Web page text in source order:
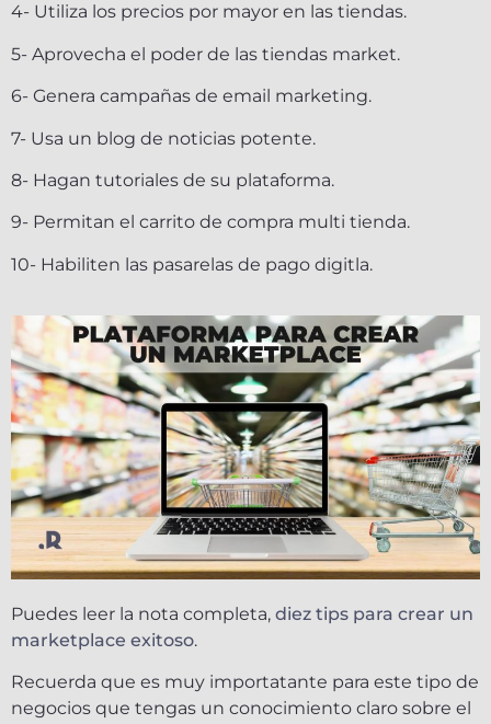
4- Utiliza los precios por mayor en las tiendas.
5- Aprovecha el poder de las tiendas market.
6- Genera campañas de email marketing.
7- Usa un blog de noticias potente.
8- Hagan tutoriales de su plataforma.
9- Permitan el carrito de compra multi tienda.
10- Habiliten las pasarelas de pago digitla.
Puedes leer la nota completa, diez tips para crear un
marketplace exitoso.
Recuerda que es muy importatante para este tipo de
negocios que tengas un conocimiento claro sobre el